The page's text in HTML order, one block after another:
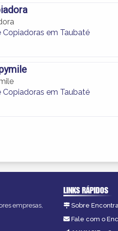
Copiadoras em Taubaté
Copiadoras em Taubaté
empresas,
LINKS RÁPIDOS
Sobre
Fale com o